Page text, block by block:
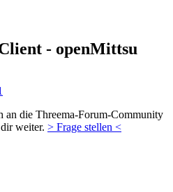
- openMittsu
an die Threema-Forum-Community
weiter. > Frage stellen <